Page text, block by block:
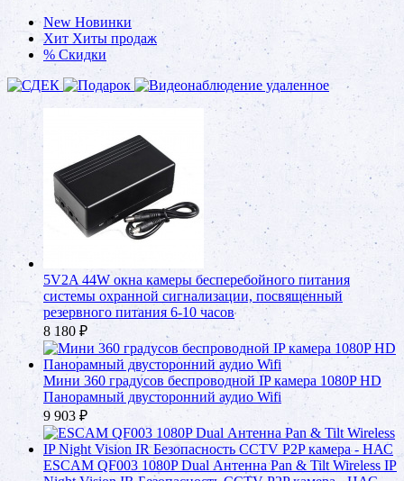
New Новинки
Хит Хиты продаж
% Скидки
5V2A 44W окна камеры бесперебойного питания
системы охранной сигнализации, посвященный
резервного питания 6-10 часов
8 180 ₽
Мини 360 градусов беспроводной IP камера 1080P HD
Панорамный двусторонний аудио Wifi
9 903 ₽
ESCAM QF003 1080P Dual Антенна Pan & Tilt Wireless IP